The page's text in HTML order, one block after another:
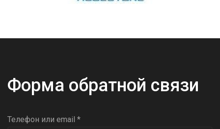
Форма обратной связи
Телефон или email *